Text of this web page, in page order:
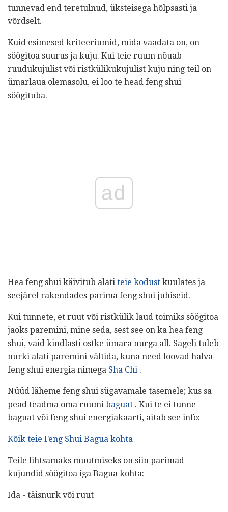
tunnevad end teretulnud, üksteisega hõlpsasti ja
võrdselt.
Kuid esimesed kriteeriumid, mida vaadata on, on
söögitoa suurus ja kuju. Kui teie ruum nõuab
ruudukujulist või ristkülikukujulist kuju ning teil on
ümarlaua olemasolu, ei loo te head feng shui
söögituba.
ad
Hea feng shui käivitub alati teie kodust kuulates ja
seejärel rakendades parima feng shui juhiseid.
Kui tunnete, et ruut või ristkülik laud toimiks söögitoa
jaoks paremini, mine seda, sest see on ka hea feng
shui, vaid kindlasti ostke ümara nurga all. Sageli tuleb
nurki alati paremini vältida, kuna need loovad halva
feng shui energia nimega Sha Chi .
Nüüd läheme feng shui sügavamale tasemele; kus sa
pead teadma oma ruumi baguat . Kui te ei tunne
baguat või feng shui energiakaarti, aitab see info:
Kõik teie Feng Shui Bagua kohta
Teile lihtsamaks muutmiseks on siin parimad
kujundid söögitoa iga Bagua kohta:
Ida - täisnurk või ruut